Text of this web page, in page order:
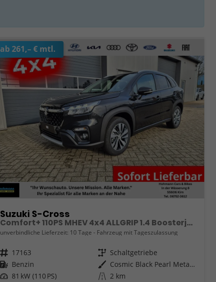
ab 261,– € mtl.
Suzuki S-Cross
Comfort+ 110PS MHEV 4x4 ALLGRIP 1.4 Boosterjet Teilleder Navi Klimaautomatik Sitzheizung ACC PDC v+h 4x Kamera Suzuki-Radio Apple CarPlay Android Auto Touchscreen 2xKeyless 17-LM
unverbindliche Lieferzeit: 10 Tage Fahrzeug mit Tageszulassung
Fahrzeugnr. 17163 Getriebe Schaltgetriebe
Kraftstoff Benzin Außenfarbe
Cosmic Black Pearl Metallic
Leistung 81 kW (110 PS) Kilometerstand 2 km